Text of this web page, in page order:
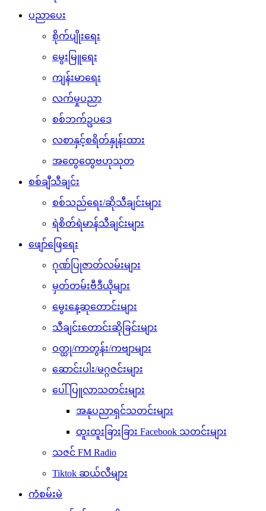
ပညာပေး
စိုက်ပျိုးရေး
မွေးမြူရေး
ကျန်းမာရေး
လက်မှုပညာ
စစ်ဘက်ဥပဒေ
လစာနှင့်စရိတ်နှုန်းထား
အထွေထွေဗဟုသုတ
စစ်ချီသီချင်း
စစ်သည်ရေး/ဆိုသီချင်းများ
ရဲစိတ်ရဲမာန်သီချင်းများ
ဖျော်ဖြေရေး
ဂုဏ်ပြုဇာတ်လမ်းများ
မှတ်တမ်းဗီဒီယိုများ
မွေးနေ့ဆုတောင်းများ
သီချင်းတောင်းဆိုခြင်းများ
ဝတ္ထု/ကာတွန်း/ကဗျာများ
ဆောင်းပါး/မဂ္ဂဇင်းများ
ပေါ်ပြူလာသတင်းများ
အနုပညာရှင်သတင်းများ
ထူးထူးခြားခြား Facebook သတင်းများ
သဇင် FM Radio
Tiktok ဆယ်လီများ
ကံစမ်းမဲ